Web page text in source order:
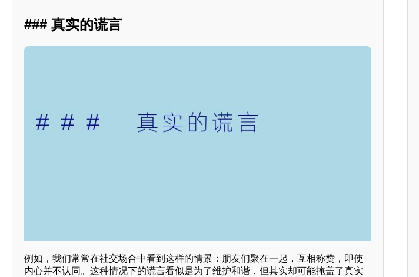
### 真实的谎言
例如，我们常常在社交场合中看到这样的情景：朋友们聚在一起，互相称赞，即使
内心并不认同。这种情况下的谎言看似是为了维护和谐，但其实却可能掩盖了真实